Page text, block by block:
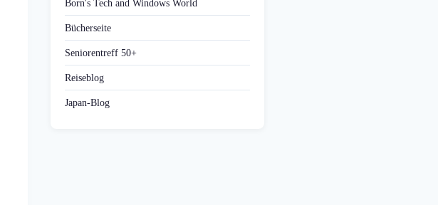
Born's Tech and Windows World
Bücherseite
Seniorentreff 50+
Reiseblog
Japan-Blog